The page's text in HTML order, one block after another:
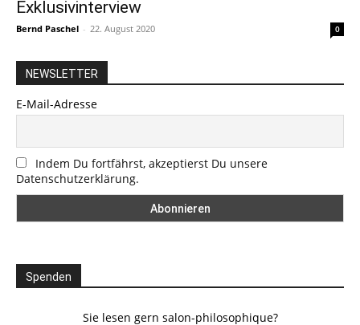
Exklusivinterview
Bernd Paschel - 22. August 2020 0
NEWSLETTER
E-Mail-Adresse
Indem Du fortfährst, akzeptierst Du unsere
Datenschutzerklärung.
Spenden
Sie lesen gern salon-philosophique?